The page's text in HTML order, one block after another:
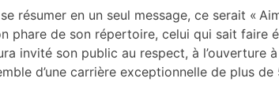
résumer en un seul message, ce serait «
phare de son répertoire, celui qui sait faire
invité son public au respect, à l’ouverture à
d’une carrière exceptionnelle de plus de